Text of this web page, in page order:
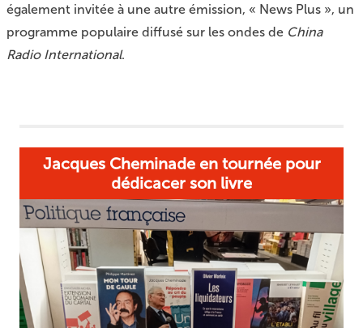
également invitée à une autre émission, « News Plus », un
programme populaire diffusé sur les ondes de China
Radio International.
Jacques Cheminade en tournée pour
dédicacer son livre